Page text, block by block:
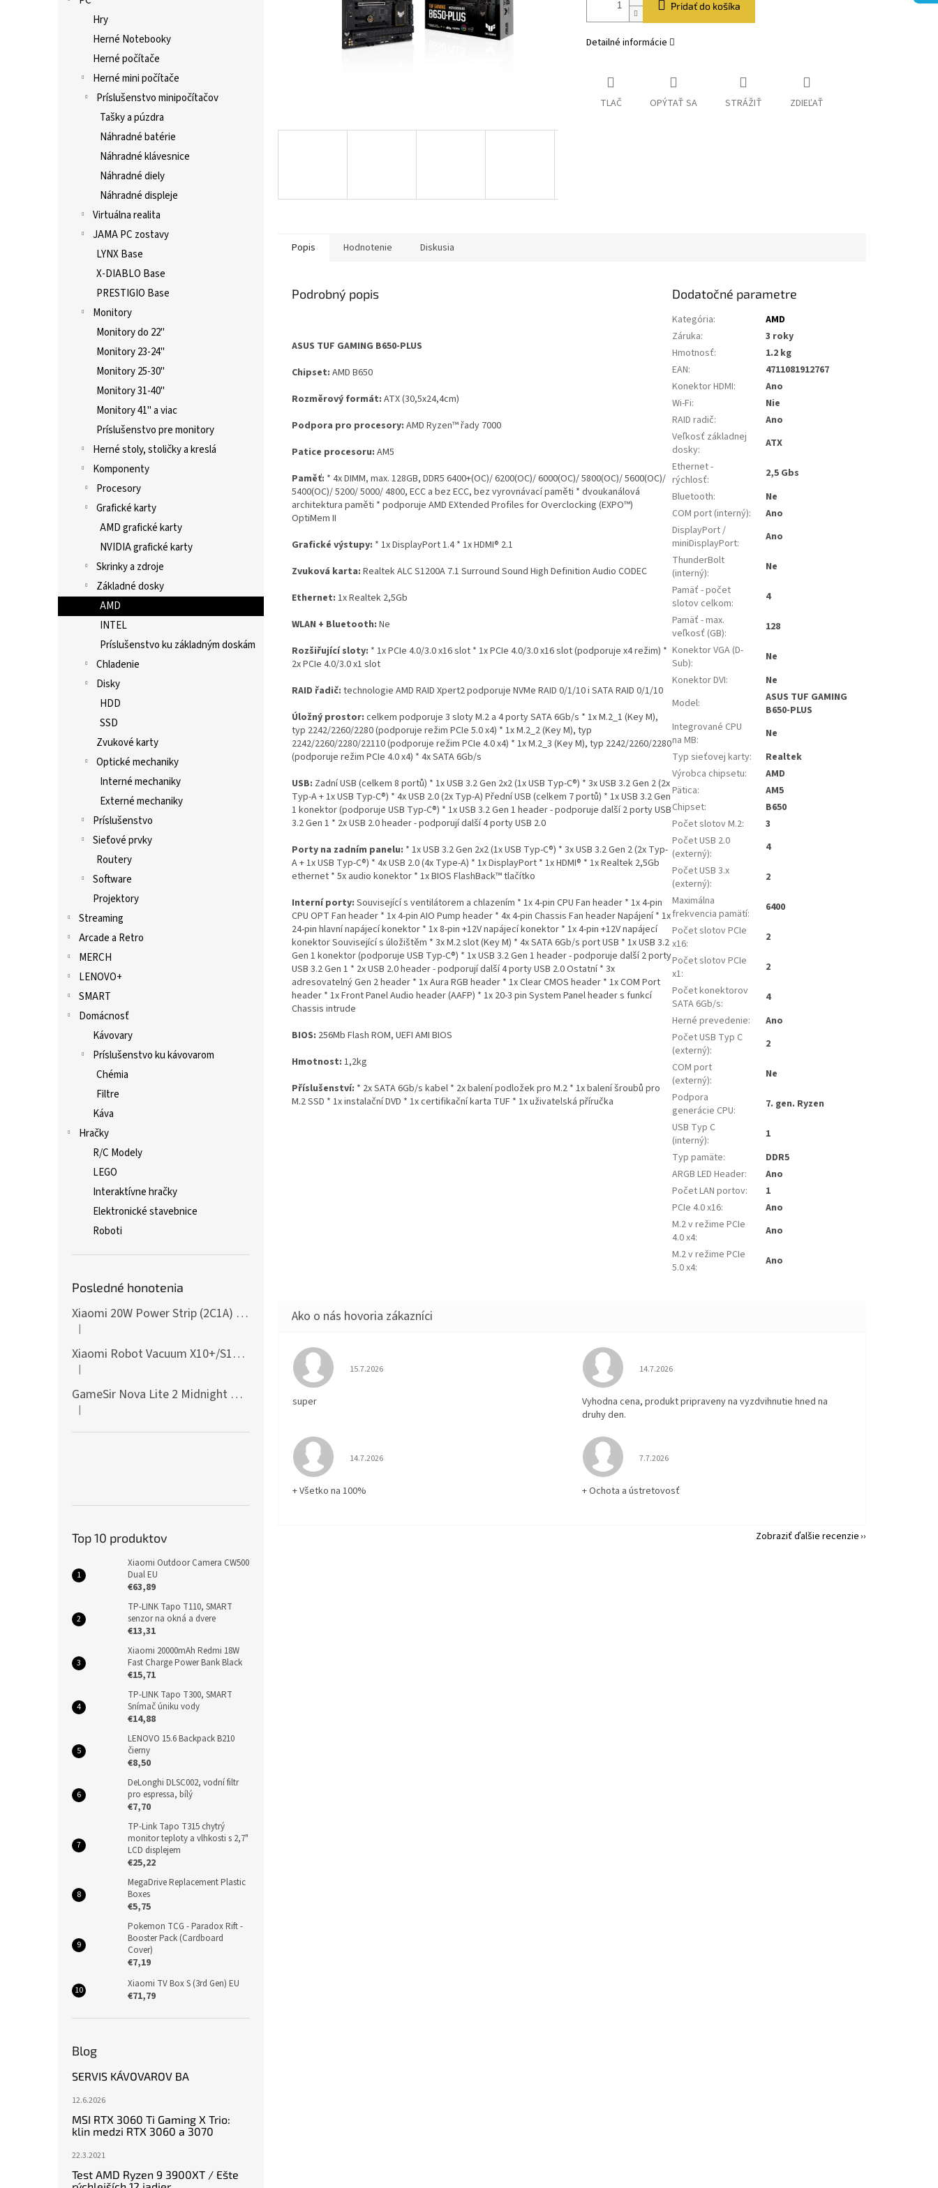
Hry
Herné Notebooky
Herné počítače
Herné mini počítače
Príslušenstvo minipočítačov
Tašky a púzdra
Náhradné batérie
Náhradné klávesnice
Náhradné diely
Náhradné displeje
Virtuálna realita
JAMA PC zostavy
LYNX Base
X-DIABLO Base
PRESTIGIO Base
Monitory
Monitory do 22"
Monitory 23-24"
Monitory 25-30"
Monitory 31-40"
Monitory 41" a viac
Príslušenstvo pre monitory
Herné stoly, stoličky a kreslá
Komponenty
Procesory
Grafické karty
AMD grafické karty
NVIDIA grafické karty
Skrinky a zdroje
Základné dosky
AMD
INTEL
Príslušenstvo ku základným doskám
Chladenie
Disky
HDD
SSD
Zvukové karty
Optické mechaniky
Interné mechaniky
Externé mechaniky
Príslušenstvo
Sieťové prvky
Routery
Software
Projektory
Streaming
Arcade a Retro
MERCH
LENOVO+
SMART
Domácnosť
Kávovary
Príslušenstvo ku kávovarom
Chémia
Filtre
Káva
Hračky
R/C Modely
LEGO
Interaktívne hračky
Elektronické stavebnice
Roboti
Posledné honotenia
Xiaomi 20W Power Strip (2C1A) EU
Hodnotenie produktu je 5 z 5 hviezdičiek.
|
Xiaomi Robot Vacuum X10+/S10+/X10/X20+ Side Brush
Hodnotenie produktu je 5 z 5 hviezdičiek.
|
GameSir Nova Lite 2 Midnight Gray
Hodnotenie produktu je 5 z 5 hviezdičiek.
|
Top 10 produktov
Xiaomi Outdoor Camera CW500
Dual EU
€63,89
TP-LINK Tapo T110, SMART
senzor na okná a dvere
€13,31
Xiaomi 20000mAh Redmi 18W
Fast Charge Power Bank Black
€15,71
TP-LINK Tapo T300, SMART
Snímač úniku vody
€14,88
LENOVO 15.6 Backpack B210
čierny
€8,50
DeLonghi DLSC002, vodní filtr
pro espressa, bílý
€7,70
TP-Link Tapo T315 chytrý
monitor teploty a vlhkosti s 2,7"
LCD displejem
€25,22
MegaDrive Replacement Plastic
Boxes
€5,75
Pokemon TCG - Paradox Rift -
Booster Pack (Cardboard
Cover)
€7,19
Xiaomi TV Box S (3rd Gen) EU
€71,79
Blog
SERVIS KÁVOVAROV BA
12.6.2026
MSI RTX 3060 Ti Gaming X Trio:
klin medzi RTX 3060 a 3070
22.3.2021
Test AMD Ryzen 9 3900XT / Ešte
Pridať do košíka
Detailné informácie
TLAČ OPÝTAŤ SA STRÁŽIŤ ZDIEĽAŤ
Popis Hodnotenie Diskusia
Podrobný popis
ASUS TUF GAMING B650-PLUS
Chipset: AMD B650
Rozměrový formát: ATX (30,5x24,4cm)
Podpora pro procesory: AMD Ryzen™ řady 7000
Patice procesoru: AM5
Paměť: * 4x DIMM, max. 128GB, DDR5 6400+(OC)/ 6200(OC)/ 6000(OC)/ 5800(OC)/ 5600(OC)/
5400(OC)/ 5200/ 5000/ 4800, ECC a bez ECC, bez vyrovnávací paměti * dvoukanálová
architektura paměti * podporuje AMD EXtended Profiles for Overclocking (EXPO™)
OptiMem II
Grafické výstupy: * 1x DisplayPort 1.4 * 1x HDMI® 2.1
Zvuková karta: Realtek ALC S1200A 7.1 Surround Sound High Definition Audio CODEC
Ethernet: 1x Realtek 2,5Gb
WLAN + Bluetooth: Ne
Rozšiřující sloty: * 1x PCIe 4.0/3.0 x16 slot * 1x PCIe 4.0/3.0 x16 slot (podporuje x4 režim) *
2x PCIe 4.0/3.0 x1 slot
RAID řadič: technologie AMD RAID Xpert2 podporuje NVMe RAID 0/1/10 i SATA RAID 0/1/10
Úložný prostor: celkem podporuje 3 sloty M.2 a 4 porty SATA 6Gb/s * 1x M.2_1 (Key M),
typ 2242/2260/2280 (podporuje režim PCIe 5.0 x4) * 1x M.2_2 (Key M), typ
2242/2260/2280/22110 (podporuje režim PCIe 4.0 x4) * 1x M.2_3 (Key M), typ 2242/2260/2280
(podporuje režim PCIe 4.0 x4) * 4x SATA 6Gb/s
USB: Zadní USB (celkem 8 portů) * 1x USB 3.2 Gen 2x2 (1x USB Typ-C®) * 3x USB 3.2 Gen 2 (2x
Typ-A + 1x USB Typ-C®) * 4x USB 2.0 (2x Typ-A) Přední USB (celkem 7 portů) * 1x USB 3.2 Gen
1 konektor (podporuje USB Typ-C®) * 1x USB 3.2 Gen 1 header - podporuje další 2 porty USB
3.2 Gen 1 * 2x USB 2.0 header - podporují další 4 porty USB 2.0
Porty na zadním panelu: * 1x USB 3.2 Gen 2x2 (1x USB Typ-C®) * 3x USB 3.2 Gen 2 (2x Typ-
A + 1x USB Typ-C®) * 4x USB 2.0 (4x Type-A) * 1x DisplayPort * 1x HDMI® * 1x Realtek 2,5Gb
ethernet * 5x audio konektor * 1x BIOS FlashBack™ tlačítko
Interní porty: Související s ventilátorem a chlazením * 1x 4-pin CPU Fan header * 1x 4-pin
CPU OPT Fan header * 1x 4-pin AIO Pump header * 4x 4-pin Chassis Fan header Napájení * 1x
24-pin hlavní napájecí konektor * 1x 8-pin +12V napájecí konektor * 1x 4-pin +12V napájecí
konektor Související s úložištěm * 3x M.2 slot (Key M) * 4x SATA 6Gb/s port USB * 1x USB 3.2
Gen 1 konektor (podporuje USB Typ-C®) * 1x USB 3.2 Gen 1 header - podporuje další 2 porty
USB 3.2 Gen 1 * 2x USB 2.0 header - podporují další 4 porty USB 2.0 Ostatní * 3x
adresovatelný Gen 2 header * 1x Aura RGB header * 1x Clear CMOS header * 1x COM Port
header * 1x Front Panel Audio header (AAFP) * 1x 20-3 pin System Panel header s funkcí
Chassis intrude
BIOS: 256Mb Flash ROM, UEFI AMI BIOS
Hmotnost: 1,2kg
Příslušenství: * 2x SATA 6Gb/s kabel * 2x balení podložek pro M.2 * 1x balení šroubů pro
M.2 SSD * 1x instalační DVD * 1x certifikační karta TUF * 1x uživatelská příručka
Dodatočné parametre
Kategória:
AMD
Záruka:
3 roky
Hmotnosť:
1.2 kg
EAN:
4711081912767
Konektor HDMI:
Ano
Wi-Fi:
Nie
RAID radič:
Ano
Veľkosť základnej
dosky:
ATX
Ethernet -
rýchlosť:
2,5 Gbs
Bluetooth:
Ne
COM port (interný):
Ano
DisplayPort /
miniDisplayPort:
Ano
ThunderBolt
(interný):
Ne
Pamäť - počet
slotov celkom:
4
Pamäť - max.
veľkosť (GB):
128
Konektor VGA (D-
Sub):
Ne
Konektor DVI:
Ne
Model:
ASUS TUF GAMING
B650-PLUS
Integrované CPU
na MB:
Ne
Typ sieťovej karty:
Realtek
Výrobca chipsetu:
AMD
Pätica:
AM5
Chipset:
B650
Počet slotov M.2:
3
Počet USB 2.0
(externý):
4
Počet USB 3.x
(externý):
2
Maximálna
frekvencia pamätí:
6400
Počet slotov PCIe
x16:
2
Počet slotov PCIe
x1:
2
Počet konektorov
SATA 6Gb/s:
4
Herné prevedenie:
Ano
Počet USB Typ C
(externý):
2
COM port
(externý):
Ne
Podpora
generácie CPU:
7. gen. Ryzen
USB Typ C
(interný):
1
Typ pamäte:
DDR5
ARGB LED Header:
Ano
Počet LAN portov:
1
PCIe 4.0 x16:
Ano
M.2 v režime PCIe
4.0 x4:
Ano
M.2 v režime PCIe
5.0 x4: Ano
Hodnotenie obchodu je 5 z 5 hviezdičiek.
15.7.2026
super
Hodnotenie obchodu je 5 z 5 hviezdičiek.
14.7.2026
Vyhodna cena, produkt pripraveny na vyzdvihnutie hned na
druhy den.
Hodnotenie obchodu je 5 z 5 hviezdičiek.
14.7.2026
+ Všetko na 100%
Hodnotenie obchodu je 5 z 5 hviezdičiek.
7.7.2026
+ Ochota a ústretovosť
Zobraziť ďalšie recenzie